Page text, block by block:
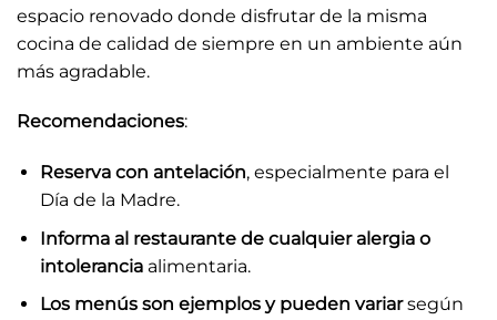
espacio renovado donde disfrutar de la misma
cocina de calidad de siempre en un ambiente aún
más agradable.
Recomendaciones:
Reserva con antelación, especialmente para el
Día de la Madre.
Informa al restaurante de cualquier alergia o
intoleranciaalimentaria.
Los menús son ejemplos y pueden variarsegún